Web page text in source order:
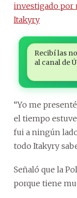
investigado por
Itakyry
Recibí las
al canal de
“Yo me
el tiempo
fui a ningún
todo Itakyry
Señaló que la
porque tiene